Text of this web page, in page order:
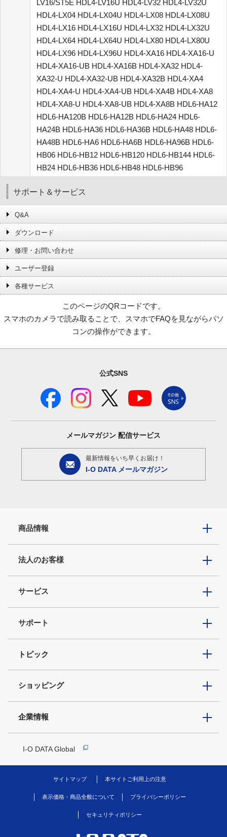
LV16/ST5E HDL4-LV16U HDL4-LV32 HDL4-LV32U
HDL4-LX04 HDL4-LX04U HDL4-LX08 HDL4-LX08U
HDL4-LX16 HDL4-LX16U HDL4-LX32 HDL4-LX32U
HDL4-LX64 HDL4-LX64U HDL4-LX80 HDL4-LX80U
HDL4-LX96 HDL4-LX96U HDL4-XA16 HDL4-XA16-U
HDL4-XA16-UB HDL4-XA16B HDL4-XA32 HDL4-
XA32-U HDL4-XA32-UB HDL4-XA32B HDL4-XA4
HDL4-XA4-U HDL4-XA4-UB HDL4-XA4B HDL4-XA8
HDL4-XA8-U HDL4-XA8-UB HDL4-XA8B HDL6-HA12
HDL6-HA120B HDL6-HA12B HDL6-HA24 HDL6-
HA24B HDL6-HA36 HDL6-HA36B HDL6-HA48 HDL6-
HA48B HDL6-HA6 HDL6-HA6B HDL6-HA96B HDL6-
HB06 HDL6-HB12 HDL6-HB120 HDL6-HB144 HDL6-
HB24 HDL6-HB36 HDL6-HB48 HDL6-HB96
サポート＆サービス
Q&A
ダウンロード
修理・お問い合わせ
ユーザー登録
各種サービス
このページのQRコードです。
スマホのカメラで読み取ることで、スマホでFAQを見ながらパソ
コンの操作ができます。
公式SNS
メールマガジン 配信サービス
最新情報をいち早くお届け！
I-O DATA メールマガジン
商品情報
法人のお客様
サービス
サポート
トピック
ショッピング
企業情報
I-O DATA Global
サイトマップ 本サイトご利用上の注意
表示価格・商品全般について プライバシーポリシー
セキュリティポリシー